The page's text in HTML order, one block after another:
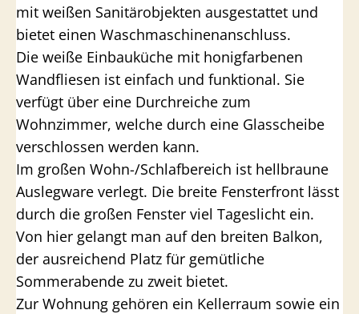
mit weißen Sanitärobjekten ausgestattet und
bietet einen Waschmaschinenanschluss.
Die weiße Einbauküche mit honigfarbenen
Wandfliesen ist einfach und funktional. Sie
verfügt über eine Durchreiche zum
Wohnzimmer, welche durch eine Glasscheibe
verschlossen werden kann.
Im großen Wohn-/Schlafbereich ist hellbraune
Auslegware verlegt. Die breite Fensterfront lässt
durch die großen Fenster viel Tageslicht ein.
Von hier gelangt man auf den breiten Balkon,
der ausreichend Platz für gemütliche
Sommerabende zu zweit bietet.
Zur Wohnung gehören ein Kellerraum sowie ein